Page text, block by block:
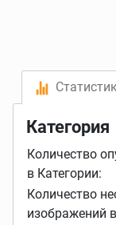
Категория
Количество
в Категории:
Количество
изображений